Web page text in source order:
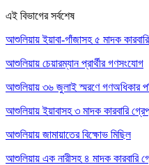
এই বিভাগের সর্বশেষ
আশুলিয়ায় ইয়াবা-গাঁজাসহ ৫ মাদক
আশুলিয়ায় চেয়ারম্যান প্রার্থীর গণসংযোগ
আশুলিয়ায় ৩৬ জুলাই স্মরণে গণঅধিকার
আশুলিয়ায় ইয়াবাসহ ৩ মাদক কারবারি
আশুলিয়ায় জামায়াতের বিক্ষোভ মিছিল
আশুলিয়ায় এক নারীসহ ৪ মাদক কারবারি